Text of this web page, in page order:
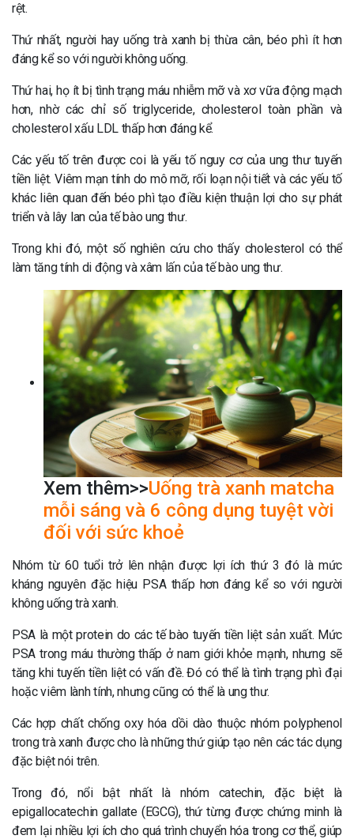
rệt.
Thứ nhất, người hay uống trà xanh bị thừa cân, béo phì ít hơn
đáng kể so với người không uống.
Thứ hai, họ ít bị tình trạng máu nhiễm mỡ và xơ vữa động mạch
hơn, nhờ các chỉ số triglyceride, cholesterol toàn phần và
cholesterol xấu LDL thấp hơn đáng kể.
Các yếu tố trên được coi là yếu tố nguy cơ của ung thư tuyến
tiền liệt. Viêm mạn tính do mô mỡ, rối loạn nội tiết và các yếu tố
khác liên quan đến béo phì tạo điều kiện thuận lợi cho sự phát
triển và lây lan của tế bào ung thư.
Trong khi đó, một số nghiên cứu cho thấy cholesterol có thể
làm tăng tính di động và xâm lấn của tế bào ung thư.
Xem thêm>>Uống trà xanh matcha
mỗi sáng và 6 công dụng tuyệt vời
đối với sức khoẻ
Nhóm từ 60 tuổi trở lên nhận được lợi ích thứ 3 đó là mức
kháng nguyên đặc hiệu PSA thấp hơn đáng kể so với người
không uống trà xanh.
PSA là một protein do các tế bào tuyến tiền liệt sản xuất. Mức
PSA trong máu thường thấp ở nam giới khỏe mạnh, nhưng sẽ
tăng khi tuyến tiền liệt có vấn đề. Đó có thể là tình trạng phì đại
hoặc viêm lành tính, nhưng cũng có thể là ung thư.
Các hợp chất chống oxy hóa dồi dào thuộc nhóm polyphenol
trong trà xanh được cho là những thứ giúp tạo nên các tác dụng
đặc biệt nói trên.
Trong đó, nổi bật nhất là nhóm catechin, đặc biệt là
epigallocatechin gallate (EGCG), thứ từng được chứng minh là
đem lại nhiều lợi ích cho quá trình chuyển hóa trong cơ thể, giúp